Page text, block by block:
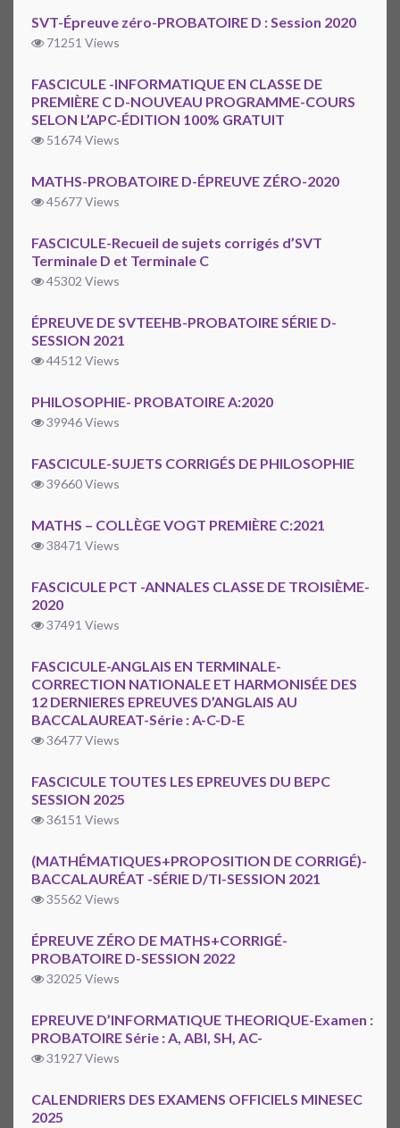
SVT-Épreuve zéro-PROBATOIRE D : Session 2020
71251 Views
FASCICULE -INFORMATIQUE EN CLASSE DE
PREMIÈRE C D-NOUVEAU PROGRAMME-COURS
SELON L’APC-ÉDITION 100% GRATUIT
51674 Views
MATHS-PROBATOIRE D-ÉPREUVE ZÉRO-2020
45677 Views
FASCICULE-Recueil de sujets corrigés d’SVT
Terminale D et Terminale C
45302 Views
ÉPREUVE DE SVTEEHB-PROBATOIRE SÉRIE D-
SESSION 2021
44512 Views
PHILOSOPHIE- PROBATOIRE A:2020
39946 Views
FASCICULE-SUJETS CORRIGÉS DE PHILOSOPHIE
39660 Views
MATHS – COLLÈGE VOGT PREMIÈRE C:2021
38471 Views
FASCICULE PCT -ANNALES CLASSE DE TROISIÈME-
2020
37491 Views
FASCICULE-ANGLAIS EN TERMINALE-
CORRECTION NATIONALE ET HARMONISÉE DES
12 DERNIERES EPREUVES D’ANGLAIS AU
BACCALAUREAT-Série : A-C-D-E
36477 Views
FASCICULE TOUTES LES EPREUVES DU BEPC
SESSION 2025
36151 Views
(MATHÉMATIQUES+PROPOSITION DE CORRIGÉ)-
BACCALAURÉAT -SÉRIE D/TI-SESSION 2021
35562 Views
ÉPREUVE ZÉRO DE MATHS+CORRIGÉ-
PROBATOIRE D-SESSION 2022
32025 Views
EPREUVE D’INFORMATIQUE THEORIQUE-Examen :
PROBATOIRE Série : A, ABI, SH, AC-
31927 Views
CALENDRIERS DES EXAMENS OFFICIELS MINESEC
2025